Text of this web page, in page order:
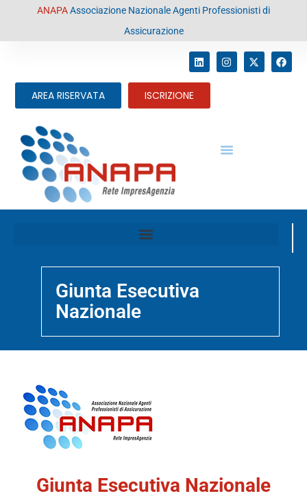
contenutoANAPAAssociazione Nazionale Agenti Professionisti di
Assicurazione
AREA RISERVATA ISCRIZIONE
Giunta Esecutiva
Nazionale
Giunta Esecutiva Nazionale